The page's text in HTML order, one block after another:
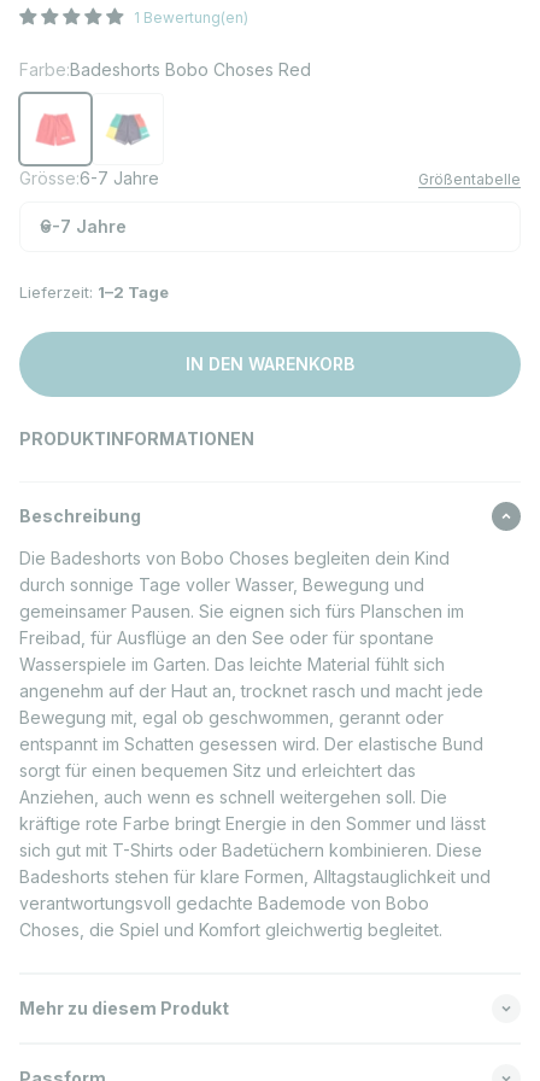
1 Bewertung(en)
Farbe:Badeshorts Bobo Choses Red
Grösse:6-7 Jahre Größentabelle
6-7 Jahre
Lieferzeit: 1–2 Tage
IN DEN WARENKORB
PRODUKTINFORMATIONEN
Beschreibung
Die Badeshorts von Bobo Choses begleiten dein Kind
durch sonnige Tage voller Wasser, Bewegung und
gemeinsamer Pausen. Sie eignen sich fürs Planschen im
Freibad, für Ausflüge an den See oder für spontane
Wasserspiele im Garten. Das leichte Material fühlt sich
angenehm auf der Haut an, trocknet rasch und macht jede
Bewegung mit, egal ob geschwommen, gerannt oder
entspannt im Schatten gesessen wird. Der elastische Bund
sorgt für einen bequemen Sitz und erleichtert das
Anziehen, auch wenn es schnell weitergehen soll. Die
kräftige rote Farbe bringt Energie in den Sommer und lässt
sich gut mit T-Shirts oder Badetüchern kombinieren. Diese
Badeshorts stehen für klare Formen, Alltagstauglichkeit und
verantwortungsvoll gedachte Bademode von Bobo
Choses, die Spiel und Komfort gleichwertig begleitet.
Mehr zu diesem Produkt